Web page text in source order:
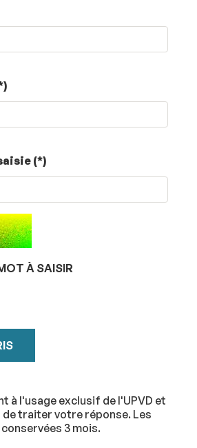
(*)
À SAISIR
à l'usage exclusif de l'UPVD et
de traiter votre réponse. Les
3 mois.